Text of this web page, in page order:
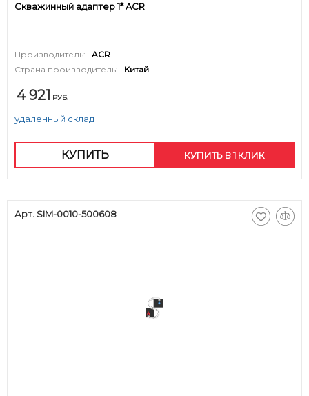
Скважинный адаптер 1* ACR
Производитель:
ACR
Страна производитель:
Китай
4 921 РУБ.
удаленный склад
КУПИТЬ КУПИТЬ В 1 КЛИК
Арт. SIM-0010-500608